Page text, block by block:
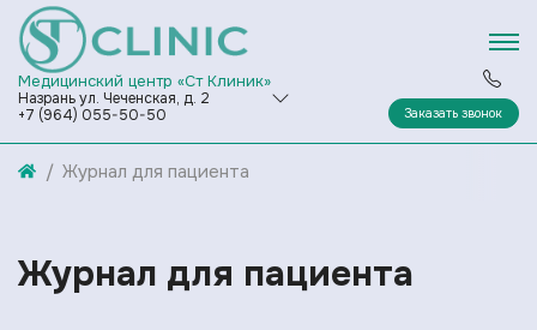
Медицинский центр «Ст Клиник»
Назрань ул. Чеченская, д. 2
+7 (964) 055-50-50
Заказать звонок
Журнал для пациента
Журнал для пациента